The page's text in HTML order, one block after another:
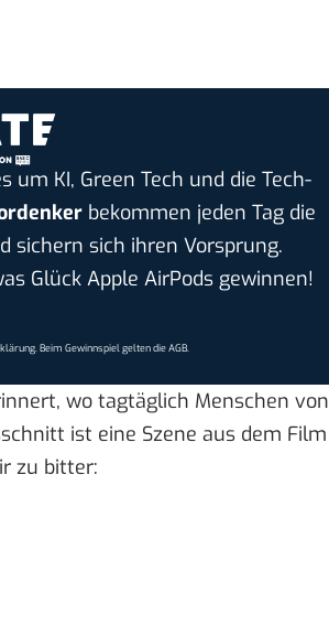
KI, Green Tech und die Tech-
bekommen jeden Tag die
sichern sich ihren Vorsprung.
Glück Apple AirPods gewinnen!
. Beim Gewinnspiel gelten dieAGB.
wo tagtäglich Menschen von
ist eine Szene aus dem Film
zu bitter: